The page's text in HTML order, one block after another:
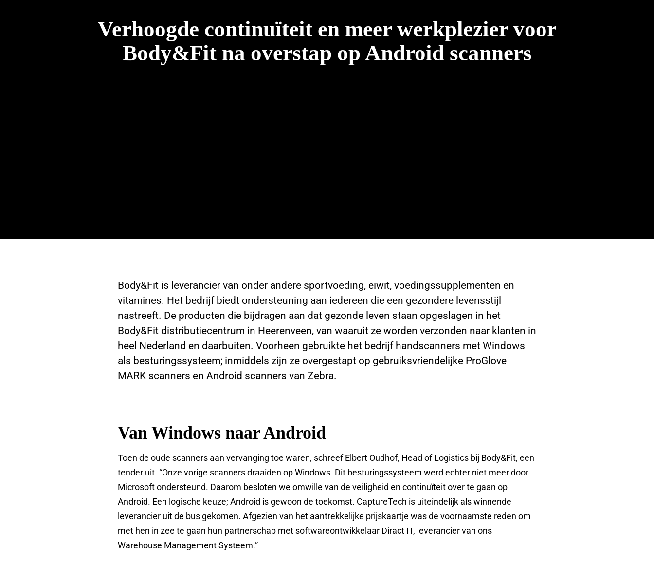
Verhoogde continuïteit en meer werkplezier voor
Body&Fit na overstap op Android scanners
Body&Fit is leverancier van onder andere sportvoeding, eiwit, voedingssupplementen en
vitamines. Het bedrijf biedt ondersteuning aan iedereen die een gezondere levensstijl
nastreeft. De producten die bijdragen aan dat gezonde leven staan opgeslagen in het
Body&Fit distributiecentrum in Heerenveen, van waaruit ze worden verzonden naar klanten in
heel Nederland en daarbuiten. Voorheen gebruikte het bedrijf handscanners met Windows
als besturingssysteem; inmiddels zijn ze overgestapt op gebruiksvriendelijke ProGlove
MARK scanners en Android scanners van Zebra.
Van Windows naar Android
Toen de oude scanners aan vervanging toe waren, schreef Elbert Oudhof, Head of Logistics bij Body&Fit, een
tender uit. “Onze vorige scanners draaiden op Windows. Dit besturingssysteem werd echter niet meer door
Microsoft ondersteund. Daarom besloten we omwille van de veiligheid en continuïteit over te gaan op
Android. Een logische keuze; Android is gewoon de toekomst. CaptureTech is uiteindelijk als winnende
leverancier uit de bus gekomen. Afgezien van het aantrekkelijke prijskaartje was de voornaamste reden om
met hen in zee te gaan hun partnerschap met softwareontwikkelaar Diract IT, leverancier van ons
Warehouse Management Systeem.”